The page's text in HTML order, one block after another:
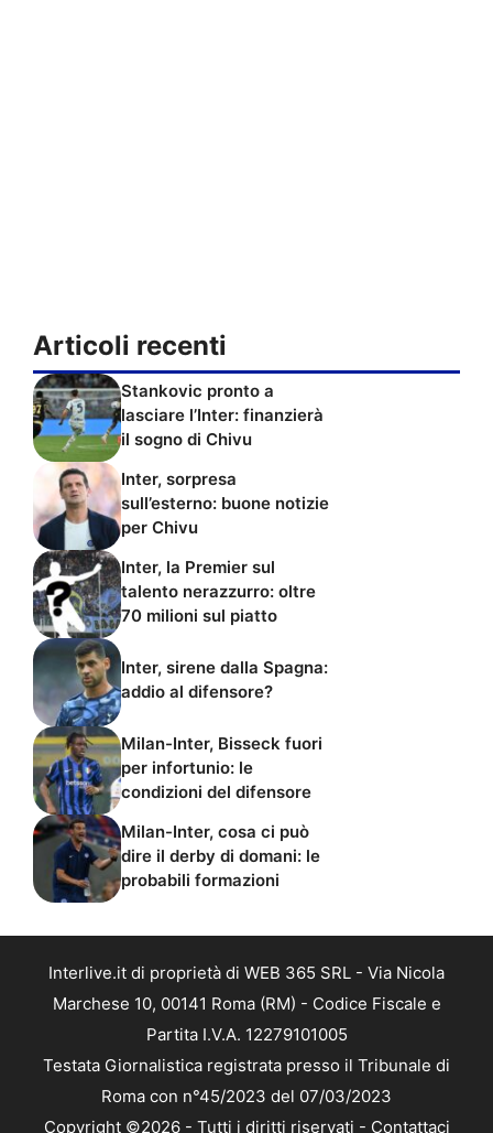
Articoli recenti
Stankovic pronto a
lasciare l’Inter: finanzierà
il sogno di Chivu
Inter, sorpresa
sull’esterno: buone notizie
per Chivu
Inter, la Premier sul
talento nerazzurro: oltre
70 milioni sul piatto
Inter, sirene dalla Spagna:
addio al difensore?
Milan-Inter, Bisseck fuori
per infortunio: le
condizioni del difensore
Milan-Inter, cosa ci può
dire il derby di domani: le
probabili formazioni
Interlive.it di proprietà di WEB 365 SRL - Via Nicola
Marchese 10, 00141 Roma (RM) - Codice Fiscale e
Partita I.V.A. 12279101005
Testata Giornalistica registrata presso il Tribunale di
Roma con n°45/2023 del 07/03/2023
Copyright ©2026 - Tutti i diritti riservati - Contattaci